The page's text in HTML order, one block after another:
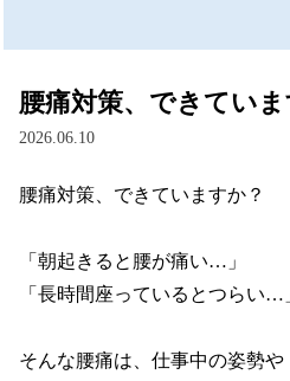
腰痛対策、できていま
2026.06.10
腰痛対策、できていますか？
「朝起きると腰が痛い…」
「長時間座っているとつらい…
そんな腰痛は、仕事中の姿勢や